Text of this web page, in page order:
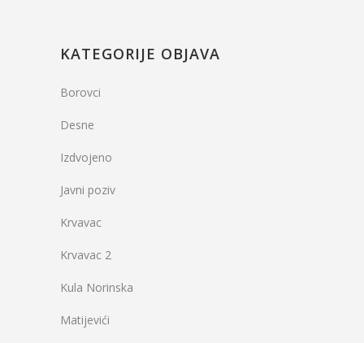
KATEGORIJE OBJAVA
Borovci
Desne
Izdvojeno
Javni poziv
Krvavac
Krvavac 2
Kula Norinska
Matijevići